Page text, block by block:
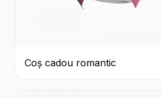
Coș cadou romantic